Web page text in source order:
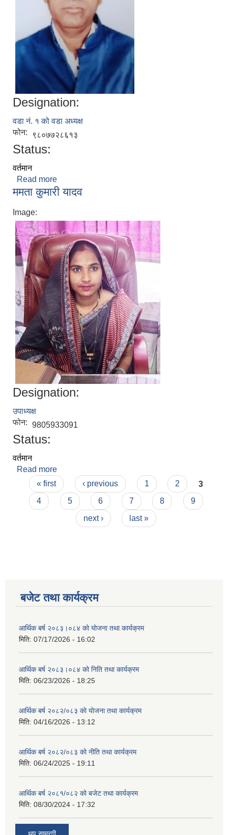
Designation:
वडा नं. १ को वडा अध्यक्ष
फोन:
९८०७७२८६१३
Status:
वर्तमान
Read more
ममता कुमारी यादव
Image:
Designation:
उपाध्यक्ष
फोन: 9805933091
Status:
वर्तमान
Read more
Pages
« first ‹ previous 1 2
3
4
5 6 7 8
9
next ›
last »
बजेट तथा कार्यक्रम
आर्थिक बर्ष २०८३।०८४ को योजना तथा कार्यक्रम
मिति: 07/17/2026 - 16:02
आर्थिक बर्ष २०८३।०८४ को निति तथा कार्यक्रम
मिति: 06/23/2026 - 18:25
आर्थिक बर्ष २०८२/०८३ काे याेजना तथा कार्यक्रम
मिति: 04/16/2026 - 13:12
आर्थिक बर्ष २०८२/०८३ काे नीति तथा कार्यक्रम
मिति: 06/24/2025 - 19:11
आर्थिक बर्ष २०८१/०८२ को बजेट तथा कार्यक्रम
मिति: 08/30/2024 - 17:32